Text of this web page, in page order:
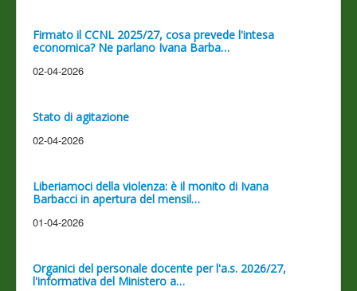
Firmato il CCNL 2025/27, cosa prevede l'intesa
economica? Ne parlano Ivana Barba…
02-04-2026
Stato di agitazione
02-04-2026
Liberiamoci della violenza: è il monito di Ivana
Barbacci in apertura del mensil…
01-04-2026
Organici del personale docente per l'a.s. 2026/27,
l'informativa del Ministero a…